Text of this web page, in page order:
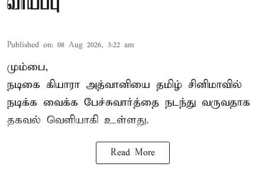
வாய்ப்பு
Published on: 08 Aug 2026, 3:22 am
மும்பை,
நடிகை கியாரா அத்வானியை தமிழ் சினிமாவில்
நடிக்க வைக்க பேச்சுவார்த்தை நடந்து வருவதாக
தகவல் வெளியாகி உள்ளது.
Read More